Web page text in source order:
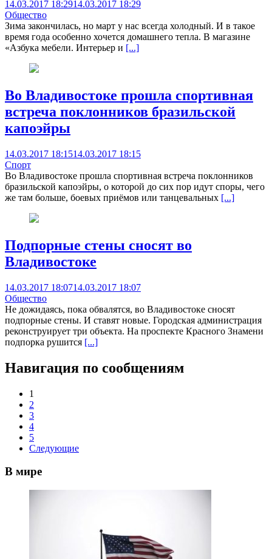
14.03.2017 18:2914.03.2017 18:29
Общество
Зима закончилась, но март у нас всегда холодный. И в такое
время года особенно хочется домашнего тепла. В магазине
«Азбука мебели. Интерьер и [...]
Во Владивостоке прошла спортивная
встреча поклонников бразильской
капоэйры
14.03.2017 18:1514.03.2017 18:15
Спорт
Во Владивостоке прошла спортивная встреча поклонников
бразильской капоэйры, о которой до сих пор идут споры, чего
же там больше, боевых приёмов или танцевальных [...]
Подпорные стены сносят во
Владивостоке
14.03.2017 18:0714.03.2017 18:07
Общество
Не дожидаясь, пока обвалятся, во Владивостоке сносят
подпорные стены. И ставят новые. Городская администрация
реконструирует три объекта. На проспекте Красного Знамени
подпорка рушится [...]
Навигация по сообщениям
1
2
3
4
5
Следующие
В мире